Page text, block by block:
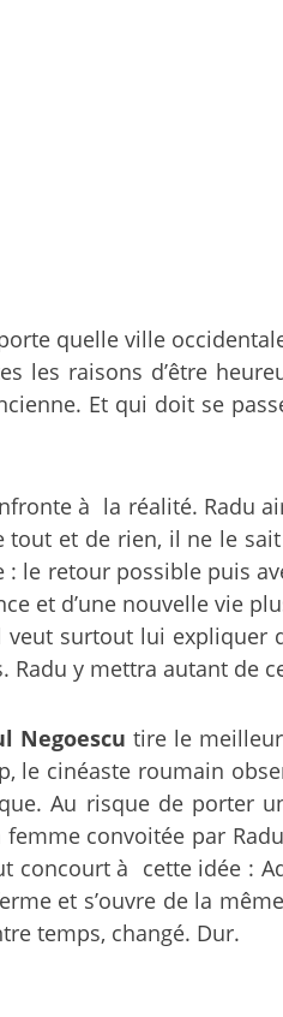
quelle ville
les raisons d’être
Et qui doit se
à la réalité. Radu
et de rien, il ne le
retour possible puis
et d’une nouvelle vie
surtout lui expliquer
Radu y mettra autant de
Negoescu tire le
cinéaste roumain
Au risque de porter
convoitée par
à cette idée :
et s’ouvre de la
temps, changé. Dur.